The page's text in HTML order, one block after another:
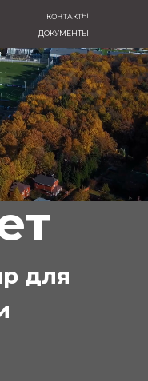
КОНТАКТЫ
ДОКУМЕНТЫ
для